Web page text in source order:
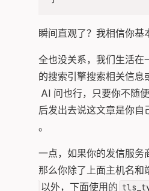
是不是瞬间直观了？我相信你基
认识不全也没关系，我们生活
使用你的搜索引擎搜索相关信
后去找 AI 问也行，只要你不随
点上然后发出去说这文章是你
何内容。
我只说一点，如果你的发信服
方式，那么你除了上面主机名和
以外，下面使用的